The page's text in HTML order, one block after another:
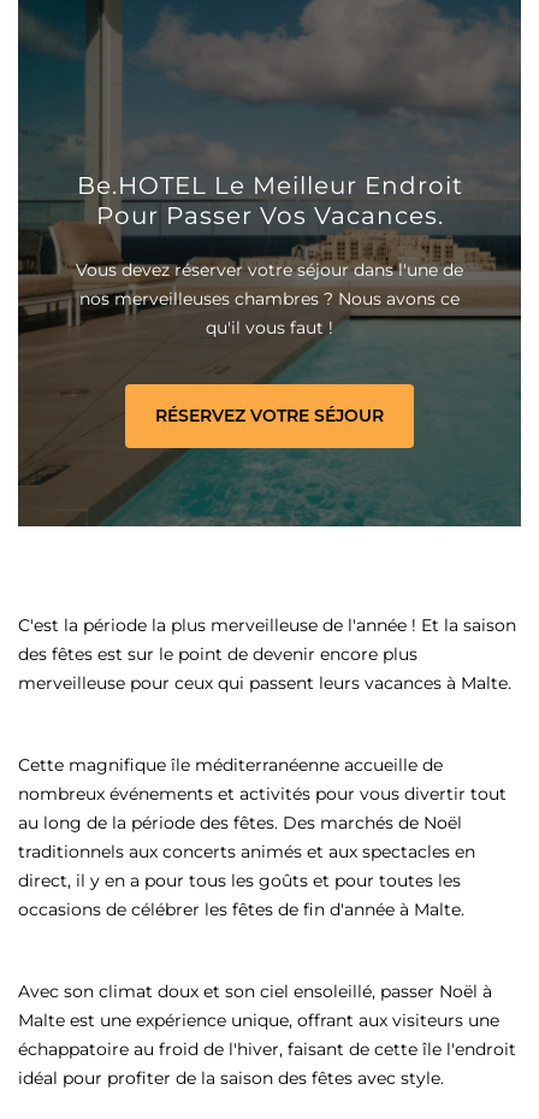
C'est la période la plus merveilleuse de l'année ! Et la saison
des fêtes est sur le point de devenir encore plus
merveilleuse pour ceux qui passent leurs vacances à Malte.
Cette magnifique île méditerranéenne accueille de
nombreux événements et activités pour vous divertir tout
au long de la période des fêtes. Des marchés de Noël
traditionnels aux concerts animés et aux spectacles en
direct, il y en a pour tous les goûts et pour toutes les
occasions de célébrer les fêtes de fin d'année à Malte.
Avec son climat doux et son ciel ensoleillé, passer Noël à
Malte est une expérience unique, offrant aux visiteurs une
échappatoire au froid de l'hiver, faisant de cette île l'endroit
idéal pour profiter de la saison des fêtes avec style.
Be.HOTEL Le Meilleur Endroit
Pour Passer Vos Vacances.
Vous devez réserver votre séjour dans l'une de
nos merveilleuses chambres ? Nous avons ce
qu'il vous faut !
RÉSERVEZ VOTRE SÉJOUR